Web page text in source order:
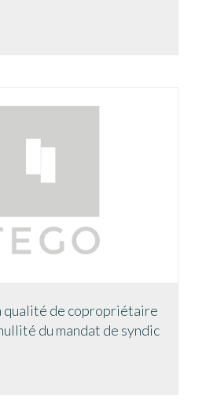
qualité de copropriétaire
du mandat de syndic